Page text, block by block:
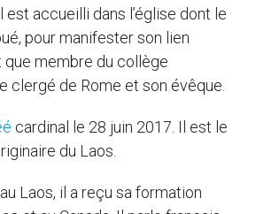
est accueilli dans l’église dont le
pour manifester son lien
que membre du collège
clergé de Rome et son évêque.
cardinal le 28 juin 2017. Il est le
du Laos.
Laos, il a reçu sa formation